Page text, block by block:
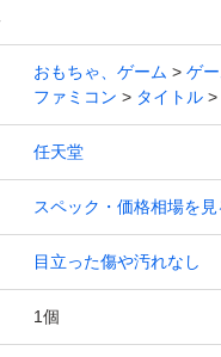
おもちゃ、ゲーム ゲ
ファミコン
タイトル
任天堂
スペック・価格相場を見
目立った傷や汚れなし
1個